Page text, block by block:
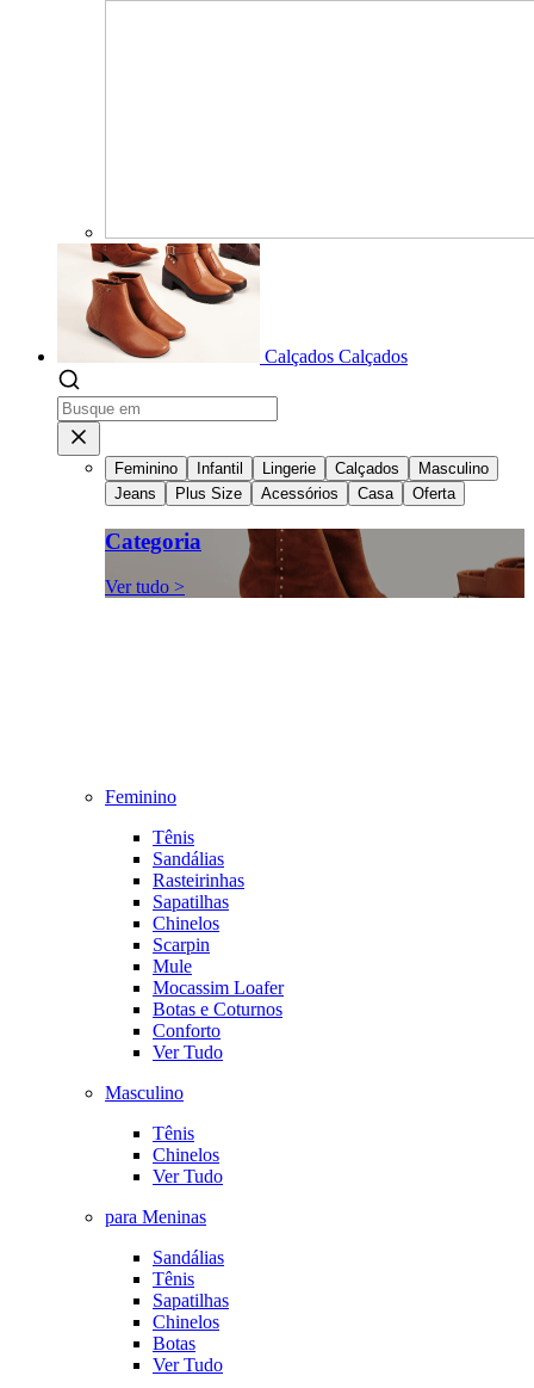
Calçados Calçados
Feminino Infantil Lingerie Calçados
Masculino
Jeans
Plus Size Acessórios Casa Oferta
Categoria
Ver tudo >
Feminino
Tênis
Sandálias
Rasteirinhas
Sapatilhas
Chinelos
Scarpin
Mule
Mocassim Loafer
Botas e Coturnos
Conforto
Ver Tudo
Masculino
Tênis
Chinelos
Ver Tudo
para Meninas
Sandálias
Tênis
Sapatilhas
Chinelos
Botas
Ver Tudo